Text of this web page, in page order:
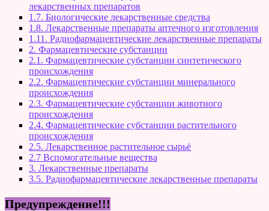
лекарственных препаратов
1.7. Биологические лекарственные средства
1.8. Лекарственные препараты аптечного изготовления
1.11. Радиофармацевтические лекарственные препараты
2. Фармацевтические субстанции
2.1. Фармацевтические субстанции синтетического
происхождения
2.2. Фармацевтические субстанции минерального
происхождения
2.3. Фармацевтические субстанции животного
происхождения
2.4. Фармацевтические субстанции растительного
происхождения
2.5. Лекарственное растительное сырьё
2.7 Вспомогательные вещества
3. Лекарственные препараты
3.5. Радиофармацевтические лекарственные препараты
Предупреждение!!!